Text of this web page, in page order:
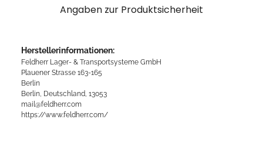
Angaben zur Produktsicherheit
Herstellerinformationen:
Feldherr Lager- & Transportsysteme GmbH
Plauener Strasse 163-165
Berlin
Berlin, Deutschland, 13053
mail@feldherr.com
https://www.feldherr.com/